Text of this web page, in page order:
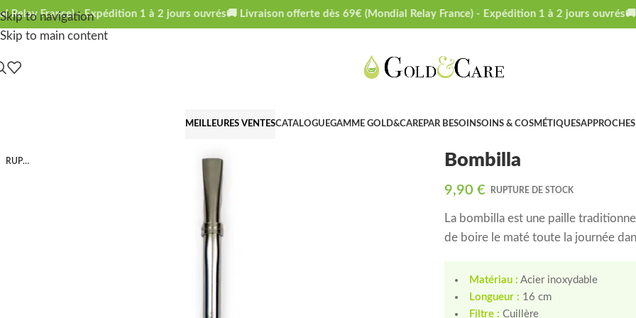
Skip to navigation
Skip to main content
France) - Expédition 1 à 2 jours ouvrés🚚 Livraison offerte dès 69€ (Mondial Relay France) - Expédition 1 à 2 jours ouvrés🚚
MEILLEURES VENTESCATALOGUEGAMME GOLD&CAREPAR BESOINSOINS & COSMÉTIQUES
RUPTURE Bombilla
9,90 € RUPTURE DE STOCK
La bombilla est une paille
de boire le maté toute la journée
Matériau : Acier inoxydable
Longueur : 16 cm
Filtre : Cuillère